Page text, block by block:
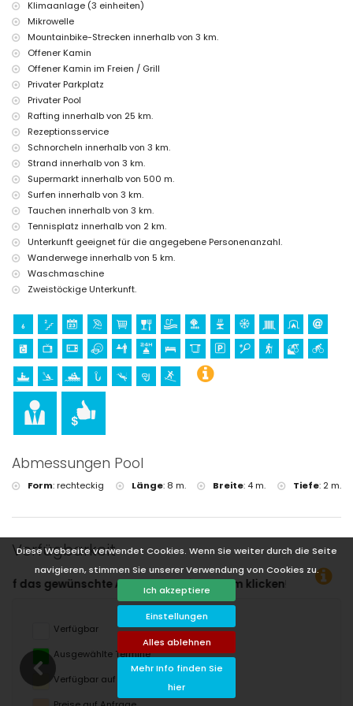
Diese Webseite verwendet Cookies. Wenn Sie weiter durch die Seite
navigieren, stimmen Sie unserer Verwendung von Cookies zu.
Ich akzeptiere
Einstellungen
Alles ablehnen
Mehr Info finden Sie
hier
Einrichtungen und Dienstleistungen gegen Aufpreis
Zusatzbett und Kinderbett/Kinderbett (auf Anfrage)
Unterhaltungs- und Freizeitaktivitäten für Ihren Urlaub in Jávea,
Costa Blanca
Kino, Theater, Bar und Promenade (Arenal, Jávea) (innerhalb von 5
Kilometern vom Haus)
Sehenswürdigkeiten und Kultur in Jávea, Costa Blanca
Museum (Histórico de Jávea), Ruinen (Molinos de Viento, Jávea) und
architektonisches Gebäude (Histórico de Jávea) (innerhalb von 5
Kirche (Virgen de Loreto, Puerto, Jávea), Denkmal (Pueblo de Jávea,
Jávea), historischer Ort (Pueblo de Jávea und Jávea) (innerhalb von
10 Kilometern von der Unterkunft)
Burg (Portal de la Vila und Denia) (innerhalb von 25 Kilometern von der
Unterkunft)
Sport
Tennis, Wandern, Mountainbiking, Kanufahren, Kajakfahren, Angeln,
Villa)
Golf (Jávea Golf Club) und Reiten (innerhalb von 10 Kilometern von der
Villa)
Rafting (innerhalb von 25 Kilometern von der Villa)
Klimaanlage (3 einheiten)
Mikrowelle
Mountainbike-Strecken innerhalb von 3 km.
Offener Kamin
Offener Kamin im Freien / Grill
Privater Parkplatz
Privater Pool
Rafting innerhalb von 25 km.
Rezeptionsservice
Schnorcheln innerhalb von 3 km.
Strand innerhalb von 3 km.
Supermarkt innerhalb von 500 m.
Surfen innerhalb von 3 km.
Tauchen innerhalb von 3 km.
Tennisplatz innerhalb von 2 km.
Unterkunft geeignet für die angegebene Personenanzahl.
Wanderwege innerhalb von 5 km.
Waschmaschine
Zweistöckige Unterkunft.
Abmessungen Pool
Form:rechteckig Länge: 8 m. Breite: 4 m. Tiefe: 2 m.
Verfügbarkeit
klicken!
Verfügbar
Ausgewählte Termine
Verfügbar auf Anfrage